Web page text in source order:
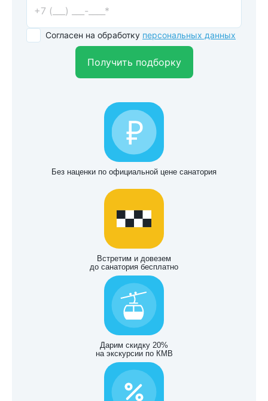
Согласен на обработку персональных данных
Получить подборку
Без наценки по официальной цене санатория
Встретим и довезем
до санатория бесплатно
Дарим скидку 20%
на экскурсии по КМВ